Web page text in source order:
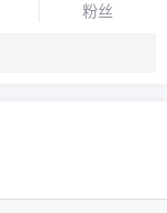
粉丝